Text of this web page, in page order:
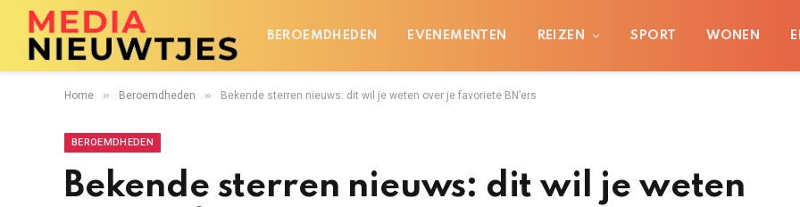
BEROEMDHEDEN EVENEMENTEN REIZEN SPORT WONEN
Home » Beroemdheden » Bekende sterren nieuws: dit wil je weten over je favoriete BN’ers
BEROEMDHEDEN
Bekende sterren nieuws: dit wil je weten